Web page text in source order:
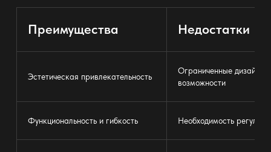
Преимущества Недостатки
Эстетическая привлекательность
Ограниченные
возможности
Функциональность и гибкость Необходимость